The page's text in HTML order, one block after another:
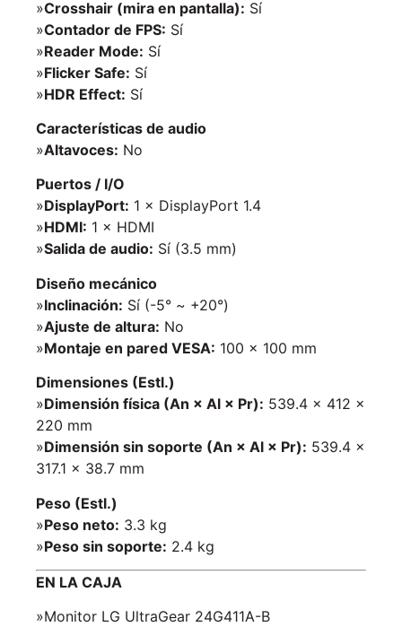
»Crosshair (mira en pantalla): Sí
»Contador de FPS: Sí
»Reader Mode: Sí
»Flicker Safe: Sí
»HDR Effect: Sí
Características de audio
»Altavoces: No
Puertos / I/O
»DisplayPort: 1 × DisplayPort 1.4
»HDMI: 1 × HDMI
»Salida de audio: Sí (3.5 mm)
Diseño mecánico
»Inclinación: Sí (-5° ~ +20°)
»Ajuste de altura: No
»Montaje en pared VESA: 100 × 100 mm
Dimensiones (Estl.)
»Dimensión física (An × Al × Pr): 539.4 × 412 ×
220 mm
»Dimensión sin soporte (An × Al × Pr): 539.4 ×
317.1 × 38.7 mm
Peso (Estl.)
»Peso neto: 3.3 kg
»Peso sin soporte: 2.4 kg
EN LA CAJA
»Monitor LG UltraGear 24G411A-B